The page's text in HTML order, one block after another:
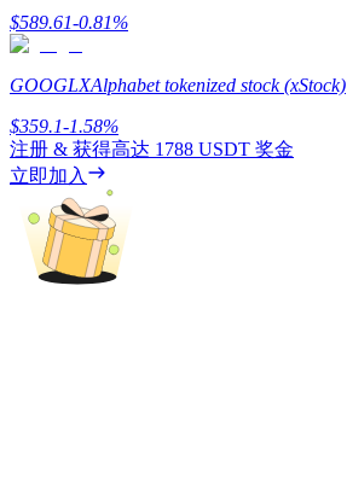
Launchpool
活期質押獲得熱門資產
$589.61-0.81%
GOOGLXAlphabet tokenized stock (xStock)
$359.1-1.58%
注册 & 获得高达 1788 USDT 奖金
立即加入